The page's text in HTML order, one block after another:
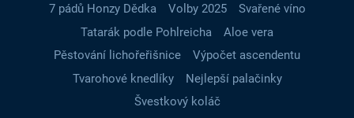
7 pádů Honzy Dědka
Volby 2025
Svařené víno
Tatarák podle Pohlreicha
Aloe vera
Pěstování lichořeřišnice
Výpočet ascendentu
Tvarohové knedlíky
Nejlepší palačinky
Švestkový koláč